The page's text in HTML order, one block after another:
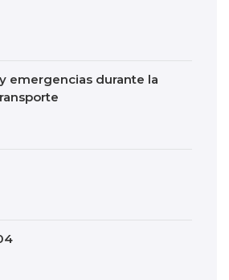
emergencias durante la